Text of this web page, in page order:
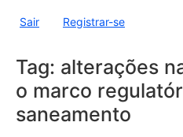
Sair Registrar-se
Tag: alterações
o marco
saneamento